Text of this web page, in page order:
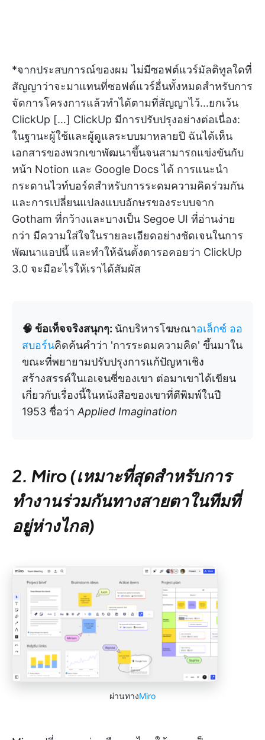
*จากประสบการณ์ของผม ไม่มีซอฟต์แวร์มัลติทูลใดที่
สัญญาว่าจะมาแทนที่ซอฟต์แวร์อื่นทั้งหมดสำหรับการ
จัดการโครงการแล้วทำได้ตามที่สัญญาไว้...ยกเว้น
ClickUp […] ClickUp มีการปรับปรุงอย่างต่อเนื่อง:
ในฐานะผู้ใช้และผู้ดูแลระบบมาหลายปี ฉันได้เห็น
เอกสารของพวกเขาพัฒนาขึ้นจนสามารถแข่งขันกับ
หน้า Notion และ Google Docs ได้ การแนะนำ
กระดานไวท์บอร์ดสำหรับการระดมความคิดร่วมกัน
และการเปลี่ยนแปลงแบบอักษรของระบบจาก
Gotham ที่กว้างและบางเป็น Segoe UI ที่อ่านง่าย
กว่า มีความใส่ใจในรายละเอียดอย่างชัดเจนในการ
พัฒนาแอปนี้ และทำให้ฉันตั้งตารอคอยว่า ClickUp
3.0 จะมีอะไรให้เราได้สัมผัส
🧠 ข้อเท็จจริงสนุกๆ: นักบริหารโฆษณาอเล็กซ์ ออ
สบอร์นคิดค้นคำว่า 'การระดมความคิด' ขึ้นมาใน
ขณะที่พยายามปรับปรุงการแก้ปัญหาเชิง
สร้างสรรค์ในเอเจนซี่ของเขา ต่อมาเขาได้เขียน
เกี่ยวกับเรื่องนี้ในหนังสือของเขาที่ตีพิมพ์ในปี
1953 ชื่อว่า Applied Imagination
2. Miro (เหมาะที่สุดสำหรับการ
ทำงานร่วมกันทางสายตาในทีมที่
อยู่ห่างไกล)
ผ่านทางMiro